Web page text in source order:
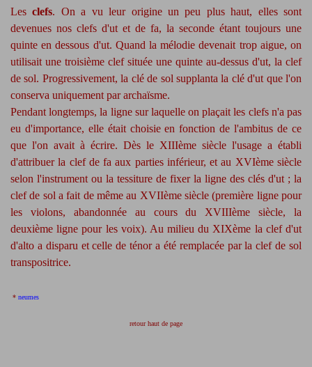
Lesclefs. On a vu leur origine un peu plus haut, elles sont
devenues nos clefs d'ut et de fa, la seconde étant toujours une
quinte en dessous d'ut. Quand la mélodie devenait trop aigue, on
utilisait une troisième clef située une quinte au-dessus d'ut, la clef
de sol. Progressivement, la clé de sol supplanta la clé d'ut que l'on
conserva uniquement par archaïsme.
Pendant longtemps, la ligne sur laquelle on plaçait les clefs n'a pas
eu d'importance, elle était choisie en fonction de l'ambitus de ce
que l'on avait à écrire. Dès le XIIIème siècle l'usage a établi
d'attribuer la clef de fa aux parties inférieur, et au XVIème siècle
selon l'instrument ou la tessiture de fixer la ligne des clés d'ut ; la
clef de sol a fait de même au XVIIème siècle (première ligne pour
les violons, abandonnée au cours du XVIIIème siècle, la
deuxième ligne pour les voix). Au milieu du XIXème la clef d'ut
d'alto a disparu et celle de ténor a été remplacée par la clef de sol
transpositrice.
* neumes
retour haut de page